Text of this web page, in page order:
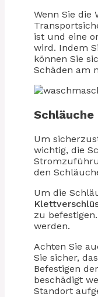
Wenn Sie die
ist und eine
wird. Indem
können Sie
Schäden am
Um
wichtig, die
den
Um die
zu
werden.
Achten Sie
Sie sicher,
Befestigen
beschädigt
Standort